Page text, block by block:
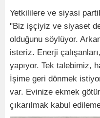
Yetkililere ve siyasi
"Biz işçiyiz ve siyaset
olduğunu söylüyor.
isteriz. Enerji
yapıyor. Tek talebimiz,
İşime geri dönmek
var. Evinize ekmek
çıkarılmak kabul